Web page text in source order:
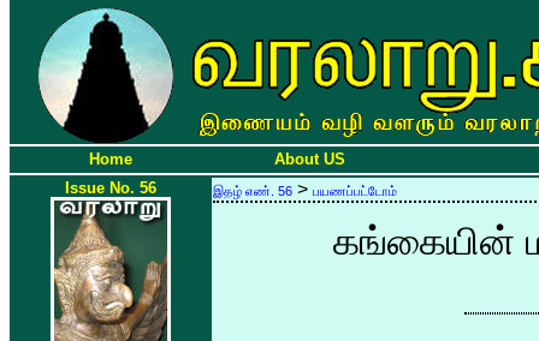
Home
About US
Issue No. 56
இதழ் எண். 56 > பயணப்பட்டோம்
கங்கையின்